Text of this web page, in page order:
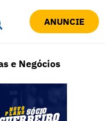
ANUNCIE
e Negócios